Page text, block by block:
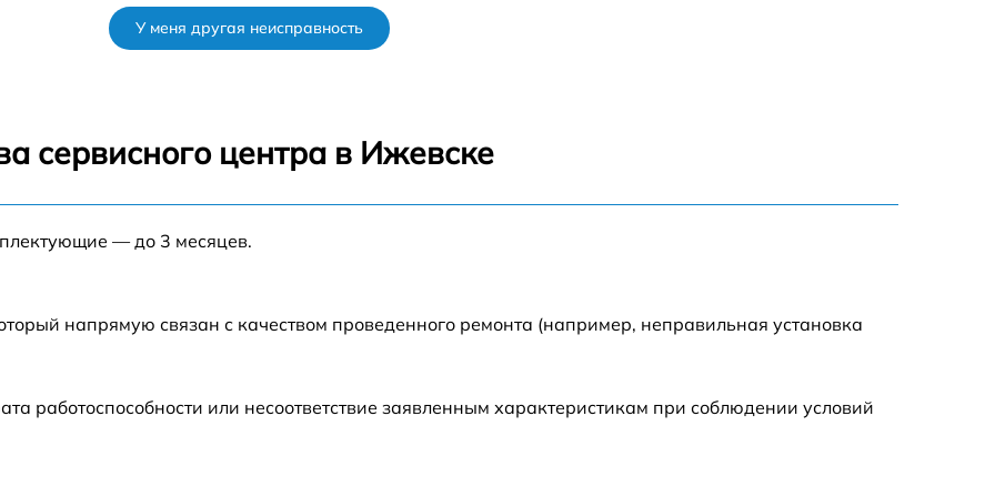
от 35 мин
У меня другая неисправность
сервисного центра в Ижевске
— до 3 месяцев.
напрямую связан с качеством проведенного ремонта (например, неправильная установка
работоспособности или несоответствие заявленным характеристикам при соблюдении условий